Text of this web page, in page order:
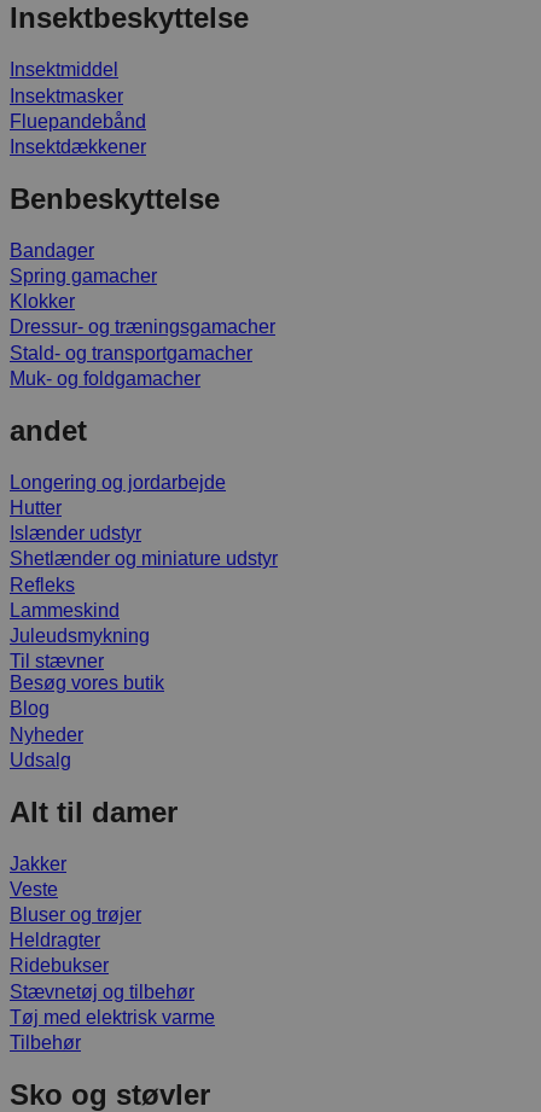
Insektbeskyttelse
Insektmiddel
Insektmasker
Fluepandebånd
Insektdækkener
Benbeskyttelse
Bandager
Spring gamacher
Klokker
Dressur- og træningsgamacher
Stald- og transportgamacher
Muk- og foldgamacher
andet
Longering og jordarbejde
Hutter
Islænder udstyr
Shetlænder og miniature udstyr
Refleks
Lammeskind
Juleudsmykning
Til stævner
Besøg vores butik
Blog
Nyheder
Udsalg
Alt til damer
Jakker
Veste
Bluser og trøjer
Heldragter
Ridebukser
Stævnetøj og tilbehør
Tøj med elektrisk varme
Tilbehør
Sko og støvler